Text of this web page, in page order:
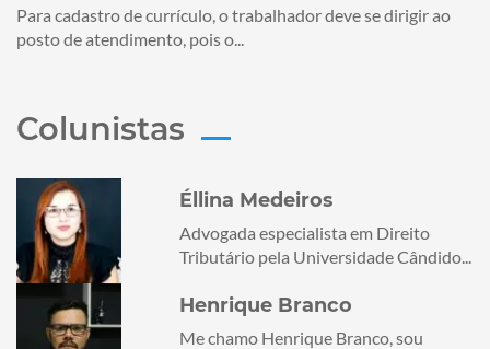
Para cadastro de currículo, o trabalhador deve se dirigir ao
posto de atendimento, pois o...
Colunistas
Éllina Medeiros
Advogada especialista em Direito
Tributário pela Universidade Cândido...
Henrique Branco
Me chamo Henrique Branco, sou